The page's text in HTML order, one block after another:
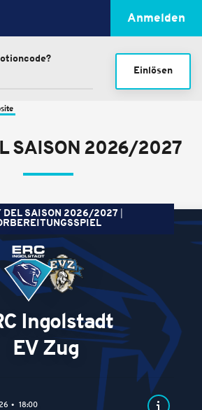
Anmelden
Einlösen
SAISON 2026/2027
DEL SAISON 2026/2027
Ingolstadt
EV Zug
18:00